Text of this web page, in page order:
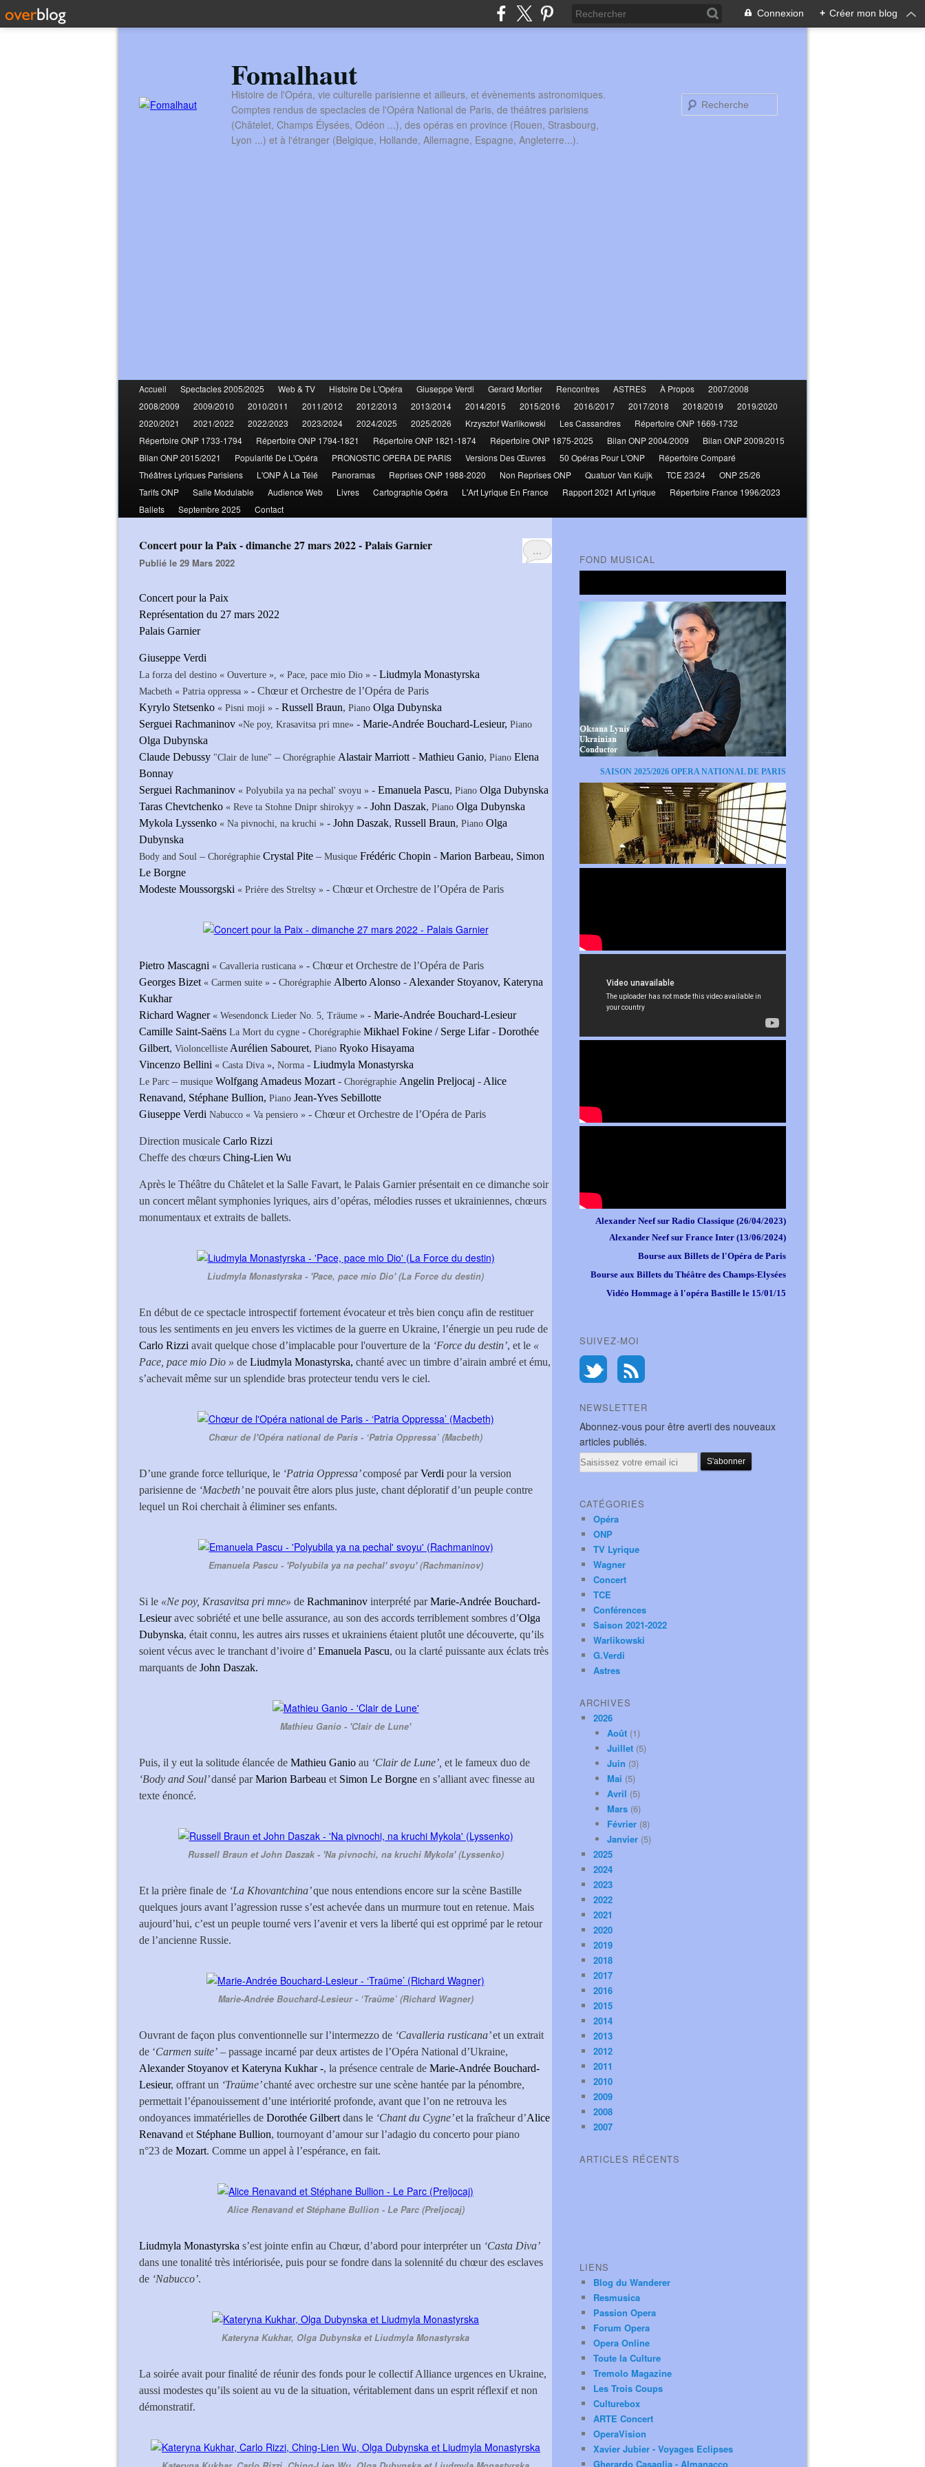
Connexion + Créer mon blog
Fomalhaut
Histoire de l'Opéra, vie culturelle parisienne et ailleurs, et évènements astronomiques.
Comptes rendus de spectacles de l'Opéra National de Paris, de théâtres parisiens
(Châtelet, Champs Élysées, Odéon ...), des opéras en province (Rouen, Strasbourg,
Lyon ...) et à l'étranger (Belgique, Hollande, Allemagne, Espagne, Angleterre...).
Accueil Spectacles 2005/2025 Web & TV Histoire De L'Opéra Giuseppe Verdi Gerard Mortier Rencontres ASTRES À Propos
2007/2008
2008/2009
2009/2010 2010/2011 2011/2012 2012/2013 2013/2014 2014/2015 2015/2016 2016/2017 2017/2018 2018/2019
2019/2020
2020/2021
2021/2022 2022/2023 2023/2024 2024/2025 2025/2026 Krzysztof Warlikowski Les Cassandres
Répertoire ONP 1669-1732
Répertoire ONP 1733-1794
Répertoire ONP 1794-1821 Répertoire ONP 1821-1874 Répertoire ONP 1875-2025 Bilan ONP 2004/2009
Bilan ONP 2009/2015
Bilan ONP 2015/2021
Popularité De L'Opéra PRONOSTIC OPERA DE PARIS Versions Des Œuvres 50 Opéras Pour L'ONP
Répertoire Comparé
Théâtres Lyriques Parisiens
L'ONP À La Télé Panoramas Reprises ONP 1988-2020 Non Reprises ONP Quatuor Van Kuijk TCE 23/24
ONP 25/26
Tarifs ONP
Salle Modulable Audience Web Livres Cartographie Opéra L'Art Lyrique En France Rapport 2021 Art Lyrique
Répertoire France 1996/2023
Ballets
Septembre 2025 Contact
…
Concert pour la Paix - dimanche 27 mars 2022 - Palais Garnier
Publié le 29 Mars 2022
Concert pour la Paix
Représentation du 27 mars 2022
Palais Garnier
Giuseppe Verdi
La forza del destino « Ouverture », « Pace, pace mio Dio » - Liudmyla Monastyrska
Macbeth « Patria oppressa » - Chœur et Orchestre de l’Opéra de Paris
Kyrylo Stetsenko « Pisni moji » - Russell Braun, Piano Olga Dubynska
Serguei Rachmaninov «Ne poy, Krasavitsa pri mne» - Marie-Andrée Bouchard-Lesieur, Piano
Olga Dubynska
Claude Debussy "Clair de lune" – Chorégraphie Alastair Marriott - Mathieu Ganio, Piano Elena
Bonnay
Serguei Rachmaninov « Polyubila ya na pechal' svoyu » - Emanuela Pascu, Piano Olga Dubynska
Taras Chevtchenko « Reve ta Stohne Dnipr shirokyy » - John Daszak, Piano Olga Dubynska
Mykola Lyssenko « Na pivnochi, na kruchi » - John Daszak, Russell Braun, Piano Olga
Dubynska
Body and Soul – Chorégraphie Crystal Pite – Musique Frédéric Chopin - Marion Barbeau, Simon
Le Borgne
Modeste Moussorgski « Prière des Streltsy » - Chœur et Orchestre de l’Opéra de Paris
Pietro Mascagni « Cavalleria rusticana » - Chœur et Orchestre de l’Opéra de Paris
Georges Bizet « Carmen suite » - Chorégraphie Alberto Alonso - Alexander Stoyanov, Kateryna
Kukhar
Richard Wagner « Wesendonck Lieder No. 5, Träume » - Marie-Andrée Bouchard-Lesieur
Camille Saint-Saëns La Mort du cygne - Chorégraphie Mikhael Fokine / Serge Lifar- Dorothée
Gilbert, Violoncelliste Aurélien Sabouret, Piano Ryoko Hisayama
Vincenzo Bellini « Casta Diva », Norma - Liudmyla Monastyrska
Le Parc – musique Wolfgang Amadeus Mozart - Chorégraphie Angelin Preljocaj - Alice
Renavand, Stéphane Bullion, Piano Jean-Yves Sebillotte
Giuseppe Verdi Nabucco « Va pensiero » - Chœur et Orchestre de l’Opéra de Paris
Direction musicale Carlo Rizzi
Cheffe des chœurs Ching-Lien Wu
Après le Théâtre du Châtelet et la Salle Favart, le Palais Garnier présentait en ce dimanche soir
un concert mêlant symphonies lyriques, airs d’opéras, mélodies russes et ukrainiennes, chœurs
monumentaux et extraits de ballets.
Liudmyla Monastyrska - 'Pace, pace mio Dio' (La Force du destin)
En début de ce spectacle introspectif fortement évocateur et très bien conçu afin de restituer
tous les sentiments en jeu envers les victimes de la guerre en Ukraine, l’énergie un peu rude de
Carlo Rizzi avait quelque chose d’implacable pour l'ouverture de la ‘Force du destin’, et le «
Pace, pace mio Dio » de Liudmyla Monastyrska, chanté avec un timbre d’airain ambré et ému,
s’achevait même sur un splendide bras protecteur tendu vers le ciel.
Chœur de l'Opéra national de Paris - ‘Patria Oppressa’ (Macbeth)
D’une grande force tellurique, le ‘Patria Oppressa’composé parVerdi pour la version
parisienne de ‘Macbeth’ne pouvait être alors plus juste, chant déploratif d’un peuple contre
lequel un Roi cherchait à éliminer ses enfants.
Emanuela Pascu - 'Polyubila ya na pechal' svoyu' (Rachmaninov)
Si le «Ne poy, Krasavitsa pri mne» de Rachmaninov interprété parMarie-Andrée Bouchard-
Lesieuravec sobriété et une belle assurance, au son des accords terriblement sombres d’Olga
Dubynska, était connu, les autres airs russes et ukrainiens étaient plutôt une découverte, qu’ils
soient vécus avec le tranchant d’ivoire d’ Emanuela Pascu, ou la clarté puissante aux éclats très
marquants de John Daszak.
Mathieu Ganio - 'Clair de Lune'
Puis, il y eut la solitude élancée de Mathieu Ganio au ‘Clair de Lune’, et le fameux duo de
‘Body and Soul’dansé parMarion Barbeau et Simon Le Borgne en s’alliant avec finesse au
texte énoncé.
Russell Braun et John Daszak - 'Na pivnochi, na kruchi Mykola' (Lyssenko)
Et la prière finale de ‘La Khovantchina’que nous entendions encore sur la scène Bastille
quelques jours avant l’agression russe s’est achevée dans un murmure tout en retenue. Mais
aujourd’hui, c’est un peuple tourné vers l’avenir et vers la liberté qui est opprimé par le retour
de l’ancienne Russie.
Marie-Andrée Bouchard-Lesieur - ‘Traüme’ (Richard Wagner)
Ouvrant de façon plus conventionnelle sur l’intermezzo de ‘Cavalleria rusticana’et un extrait
de ‘Carmen suite’ – passage incarné par deux artistes de l’Opéra National d’Ukraine,
Alexander Stoyanov et Kateryna Kukhar -, la présence centrale de Marie-Andrée Bouchard-
Lesieur, offrant un ‘Traüme’chanté avec orchestre sur une scène hantée par la pénombre,
permettait l’épanouissement d’une intériorité profonde, avant que l’on ne retrouva les
ondoyances immatérielles de Dorothée Gilbert dans le ‘Chant du Cygne’et la fraîcheur d’Alice
Renavand et Stéphane Bullion, tournoyant d’amour sur l’adagio du concerto pour piano
n°23 de Mozart. Comme un appel à l’espérance, en fait.
Alice Renavand et Stéphane Bullion - Le Parc (Preljocaj)
Liudmyla Monastyrska s’est jointe enfin au Chœur, d’abord pour interpréter un ‘Casta Diva’
dans une tonalité très intériorisée, puis pour se fondre dans la solennité du chœur des esclaves
de ‘Nabucco’.
Kateryna Kukhar, Olga Dubynska et Liudmyla Monastyrska
La soirée avait pour finalité de réunir des fonds pour le collectif Alliance urgences en Ukraine,
aussi modestes qu’ils soient au vu de la situation, véritablement dans un esprit réflexif et non
démonstratif.
FOND MUSICAL
SAISON 2025/2026 OPERA NATIONAL DE PARIS
Alexander Neef sur Radio Classique (26/04/2023)
Alexander Neef sur France Inter (13/06/2024)
Bourse aux Billets de l'Opéra de Paris
Bourse aux Billets du Théâtre des Champs-Elysées
Vidéo Hommage à l'opéra Bastille le 15/01/15
SUIVEZ-MOI
NEWSLETTER
Abonnez-vous pour être averti des nouveaux
articles publiés.
Email
CATÉGORIES
Opéra
ONP
TV Lyrique
Wagner
Concert
TCE
Conférences
Saison 2021-2022
Warlikowski
G.Verdi
Astres
ARCHIVES
2026
Août (1)
Juillet (5)
Juin (3)
Mai (5)
Avril (5)
Mars (6)
Février (8)
Janvier (5)
2025
2024
2023
2022
2021
2020
2019
2018
2017
2016
2015
2014
2013
2012
2011
2010
2009
2008
2007
ARTICLES RÉCENTS
LIENS
Blog du Wanderer
Resmusica
Passion Opera
Forum Opera
Opera Online
Toute la Culture
Tremolo Magazine
Les Trois Coups
Culturebox
ARTE Concert
OperaVision
Xavier Jubier - Voyages Eclipses
Gherardo Casaglia - Almanacco